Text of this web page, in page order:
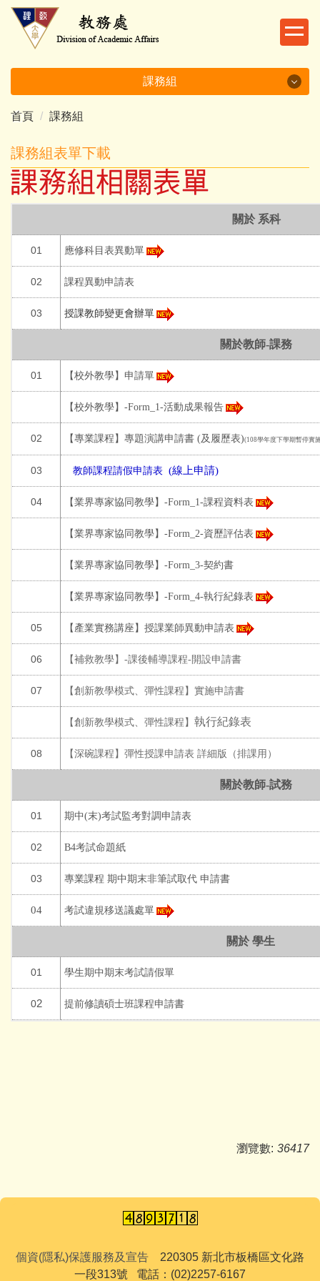
跳
容
區
課務組
課務組
課務組承辦業務
課務組人員職掌
課務組表單下載
課務組常見問題
各系專業教室
首頁 課務組
課務組表單下載
關於 系科
01 應修科目表異動單
02 課程異動申請表
03 授課教師變更會辦單
關於教師-課務
01 【校外教學】申請單
【校外教學】-Form_1-活動成果報告
02 【專業課程 】 專題演講申請書 (及 履歷表)(108學年度下學期暫停實
03 教師課程請假申請表 (線上申請)
04 【業界專家協同教學】-Form_1-課程資料表
【業界專家協同教學】-Form_2-資歷評估表
【業界專家協同教學】-Form_3-契約書
【業界專家協同教學】-Form_4-執行紀錄表
05 【產業實務講座】授課業師異動申請表
06 【補救教學】 -課後輔導課程-開設申請書
07 【創新教學模式、 彈性課程 】 實施申請書
【創新教學模式、 彈性課程 】 執行紀錄表
08 【深碗課程】彈性授課申請表 詳細版（排課用）
關於教師-試務
01 期中(末)考試監考對調申請表
02 B4考試命題紙
03 專業課程 期中期末非筆試取代 申請書
04 考試違規移送議處單
關於 學生
01 學生期中期末考試請假單
02 提前修讀碩士班課程申請書
瀏覽數: 36417
個資(隱私)保護服務及宣告 220305 新北市板橋區文化路
一段313號 電話：(02)2257-6167